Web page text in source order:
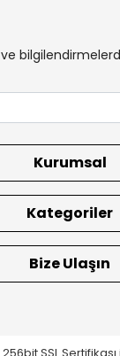
Kurumsal
Kategoriler
Bize Ulaşın